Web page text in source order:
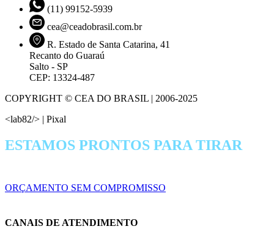
(11) 99152-5939
cea@ceadobrasil.com.br
R. Estado de Santa Catarina, 41
Recanto do Guaraú
Salto - SP
CEP: 13324-487
COPYRIGHT © CEA DO BRASIL | 2006-2025
<lab82/> | Pixal
ESTAMOS PRONTOS PARA TIRAR
ORÇAMENTO SEM COMPROMISSO
CANAIS DE ATENDIMENTO